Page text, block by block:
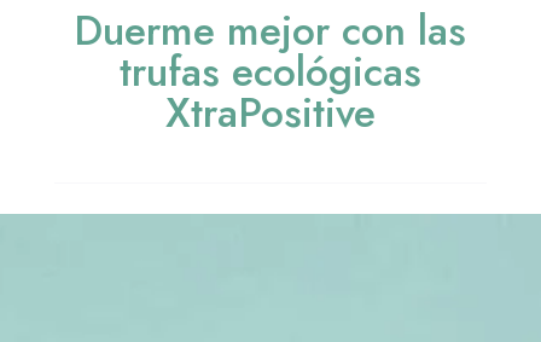
Duerme mejor con las
trufas ecológicas
XtraPositive